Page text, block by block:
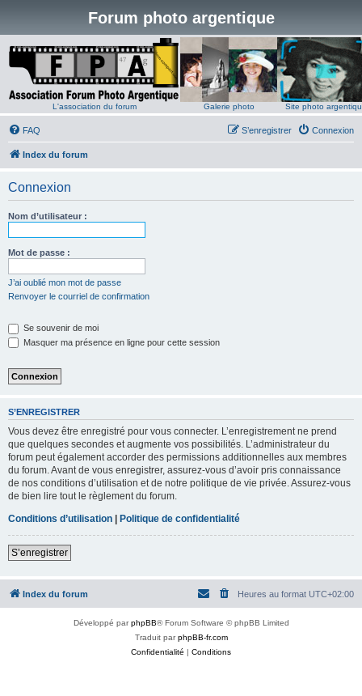
Forum photo argentique
L'association du forum Galerie photo Site photo
FAQ Connexion
S’enregistrer
Index du forum
Connexion
Nom d’utilisateur :
Mot de passe :
J’ai oublié mon mot de passe
Renvoyer le courriel de confirmation
Se souvenir de moi
Masquer ma présence en ligne pour cette session
S’ENREGISTRER
Vous devez être enregistré pour vous connecter. L’enregistrement ne prend
que quelques secondes et augmente vos possibilités. L’administrateur du
forum peut également accorder des permissions additionnelles aux membres
du forum. Avant de vous enregistrer, assurez-vous d’avoir pris connaissance
de nos conditions d’utilisation et de notre politique de vie privée. Assurez-vous
de bien lire tout le règlement du forum.
Conditions d’utilisation | Politique de confidentialité
S’enregistrer
Index du forum Heures au format UTC+02:00
Développé parphpBB® Forum Software © phpBB Limited
Traduit parphpBB-fr.com
Confidentialité | Conditions